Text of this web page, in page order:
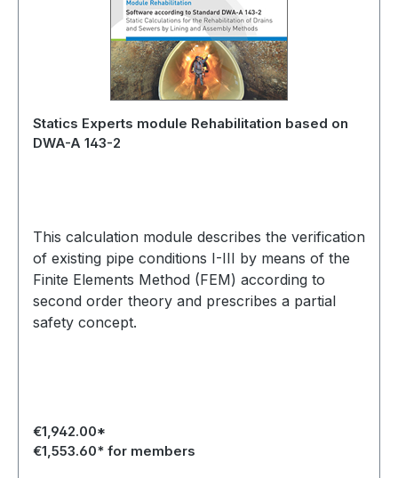
Statics Experts module Rehabilitation based on
DWA-A 143-2
This calculation module describes the verification
of existing pipe conditions I-III by means of the
Finite Elements Method (FEM) according to
second order theory and prescribes a partial
safety concept.
€1,942.00*
€1,553.60* for members